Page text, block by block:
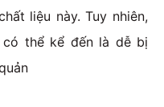
liệu này.Tuy nhiên,
thể kể đến là dễ bị